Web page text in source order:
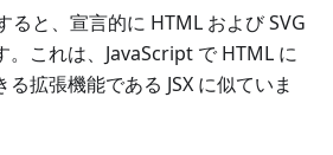
ると、宣言的に HTML および SVG
。これは、JavaScript で HTML に
拡張機能である JSX に似ていま